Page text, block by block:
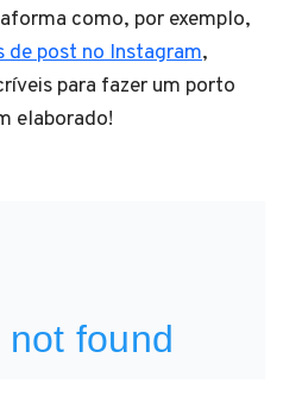
como, por exemplo,
de post no Instagram,
para fazer um porto
elaborado!